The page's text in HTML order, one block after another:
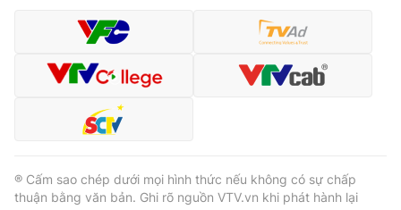
® Cấm sao chép dưới mọi hình thức nếu không có sự chấp
thuận bằng văn bản. Ghi rõ nguồn VTV.vn khi phát hành lại